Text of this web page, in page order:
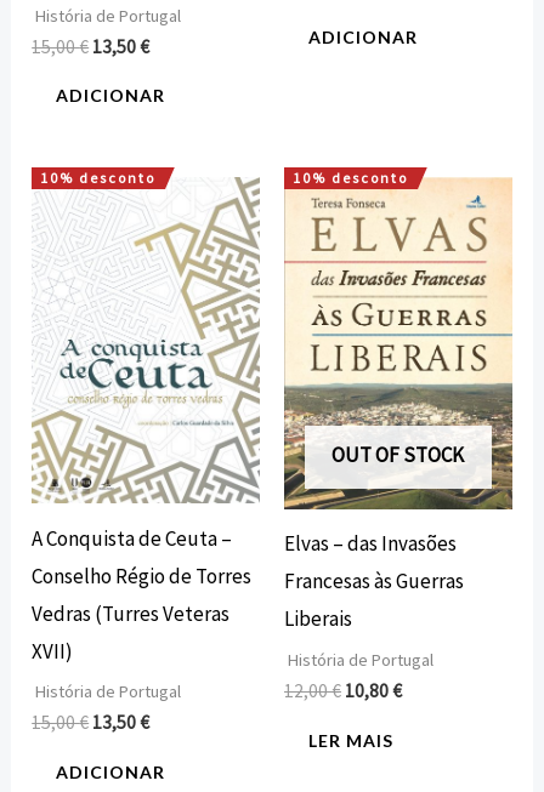
História de Portugal
15,00€ 13,50€
ADICIONAR
ADICIONAR
10% desconto
A Conquista de Ceuta –
Conselho Régio de Torres
Vedras (Turres Veteras
XVII)
História de Portugal
15,00€
O
preço
original
era:
15,00 €.
13,50€
O
preço
atual
é:
13,50 €.
ADICIONAR
10% desconto
OUT OF STOCK
Elvas – das Invasões
Francesas às Guerras
Liberais
História de Portugal
12,00€
O
preço
original
era:
12,00 €.
10,80€
O
atual
é:
10,80 €.
LER MAIS